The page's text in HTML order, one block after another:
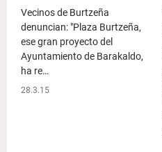
Vecinos de Burtzeña
denuncian: "Plaza Burtzeña,
ese gran proyecto del
Ayuntamiento de Barakaldo,
ha re…
28.3.15